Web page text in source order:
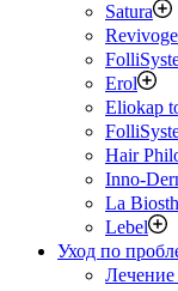
Satura
Erol
Eliokap
Hair
Inno-
La
Lebel
Уход по